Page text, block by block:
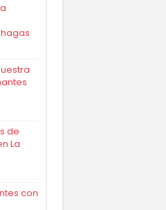
de
La
con